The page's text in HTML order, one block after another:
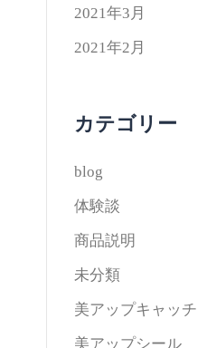
2021年3月
2021年2月
カテゴリー
blog
体験談
商品説明
未分類
美アップキャッチ
美アップシール